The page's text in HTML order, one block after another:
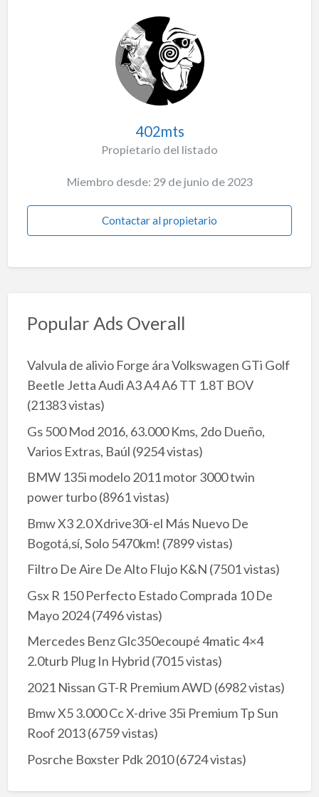
402mts
Propietario del listado
Miembro desde: 29 de junio de 2023
Contactar al propietario
Popular Ads Overall
Valvula de alivio Forge ára Volkswagen GTi Golf
Beetle Jetta Audi A3 A4 A6 TT 1.8T BOV
(21383 vistas)
Gs 500 Mod 2016, 63.000 Kms, 2do Dueño,
Varios Extras, Baúl (9254 vistas)
BMW 135i modelo 2011 motor 3000 twin
power turbo(8961 vistas)
Bmw X3 2.0 Xdrive30i-el Más Nuevo De
Bogotá,sí, Solo 5470km! (7899 vistas)
Filtro De Aire De Alto Flujo K&N (7501 vistas)
Gsx R 150 Perfecto Estado Comprada 10 De
Mayo 2024(7496 vistas)
Mercedes Benz Glc350ecoupé 4matic 4×4
2.0turb Plug In Hybrid (7015 vistas)
2021 Nissan GT-R Premium AWD (6982 vistas)
Bmw X5 3.000 Cc X-drive 35i Premium Tp Sun
Roof 2013(6759 vistas)
Posrche Boxster Pdk 2010(6724 vistas)